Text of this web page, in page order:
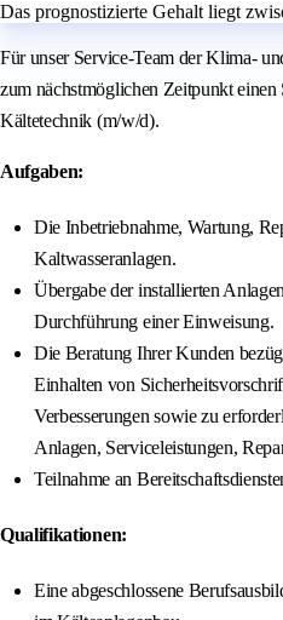
Das prognostizierte Gehalt liegt
Für unser Service-Team der Klima-
zum nächstmöglichen Zeitpunkt
Kältetechnik (m/w/d).
Aufgaben:
Die Inbetriebnahme, Wartung,
Kaltwasseranlagen.
Übergabe der installierten
Durchführung einer Einweisung.
Die Beratung Ihrer Kunden
Einhalten von
Verbesserungen sowie zu
Anlagen, Serviceleistungen,
Teilnahme an
Qualifikationen:
Eine abgeschlossene